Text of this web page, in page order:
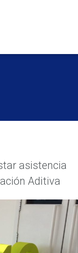
asistencia
Aditiva